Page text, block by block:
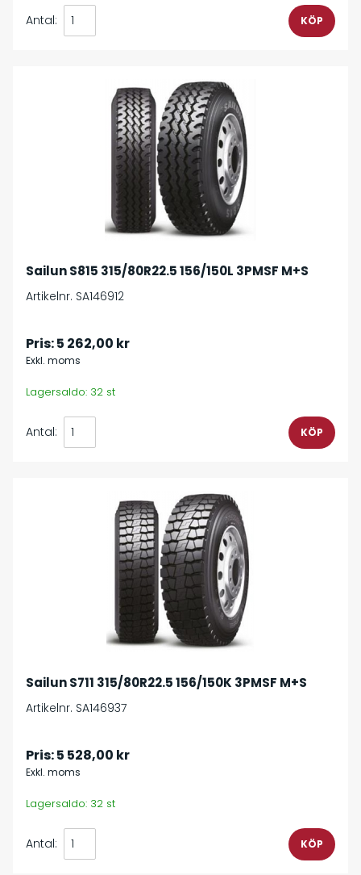
Antal:
Sailun S815 315/80R22.5 156/150L 3PMSF M+S
Artikelnr. SA146912
Pris:5 262,00 kr
Exkl. moms
Lagersaldo: 32 st
Antal:
Sailun S711 315/80R22.5 156/150K 3PMSF M+S
Artikelnr. SA146937
Pris:5 528,00 kr
Exkl. moms
Lagersaldo: 32 st
Antal: